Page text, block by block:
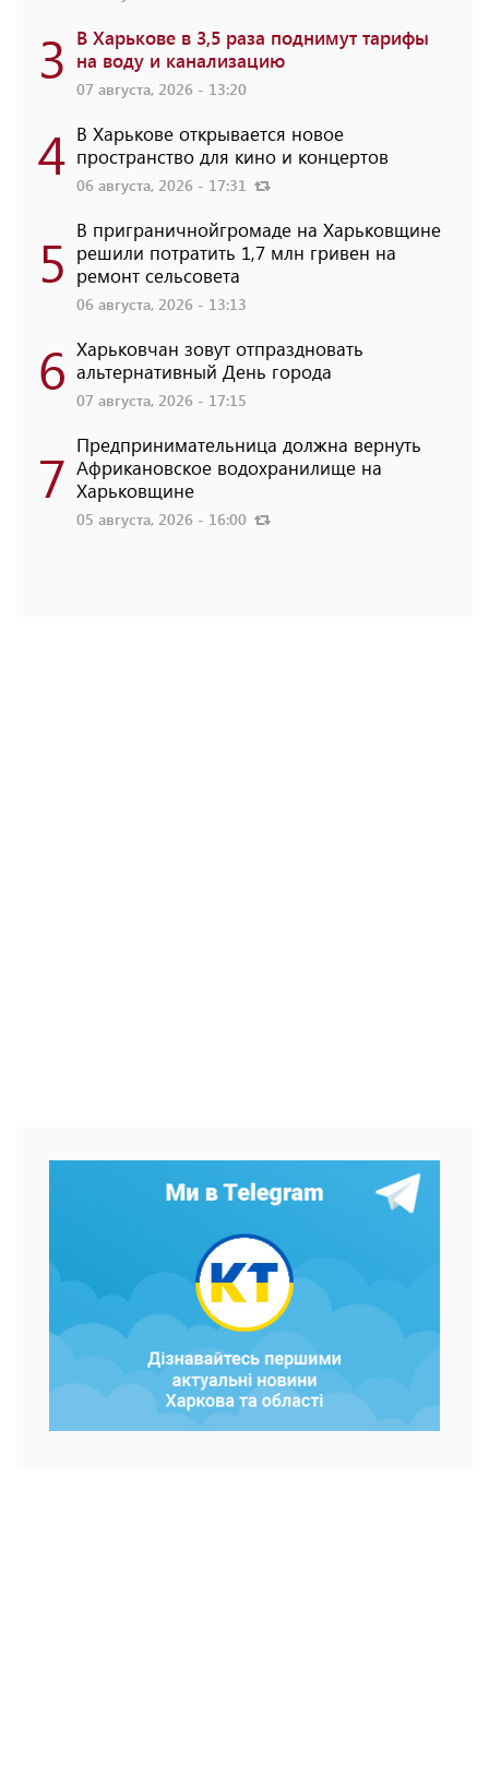
3 В Харькове в 3,5 раза поднимут тарифы
на воду и канализацию
07 августа, 2026 - 13:20
4 В Харькове открывается новое
пространство для кино и концертов
06 августа, 2026 - 17:31
5 В приграничнойгромаде на Харьковщине
решили потратить 1,7 млн ​​гривен на
ремонт сельсовета
06 августа, 2026 - 13:13
6 Харьковчан зовут отпраздновать
альтернативный День города
07 августа, 2026 - 17:15
7 Предпринимательница должна вернуть
Африкановское водохранилище на
Харьковщине
05 августа, 2026 - 16:00